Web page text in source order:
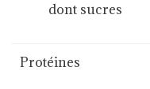
dont sucres
Protéines